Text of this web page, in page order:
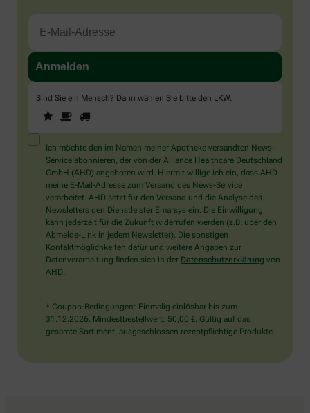
Sind Sie ein Mensch? Dann wählen Sie bitte den LKW.
Sind
Sie
ein
Mensch?
Dann
wählen
Sie
bitte
den
LKW.
1 2
Ich möchte den im Namen meiner Apotheke versandten News-
Service abonnieren, der von der Alliance Healthcare Deutschland
GmbH (AHD) angeboten wird. Hiermit willige ich ein, dass AHD
meine E-Mail-Adresse zum Versand des News-Service
verarbeitet. AHD setzt für den Versand und die Analyse des
Newsletters den Dienstleister Emarsys ein. Die Einwilligung
kann jederzeit für die Zukunft widerrufen werden (z.B. über den
Abmelde-Link in jedem Newsletter). Die sonstigen
Kontaktmöglichkeiten dafür und weitere Angaben zur
Datenverarbeitung finden sich in der Datenschutzerklärung von
AHD.
* Coupon-Bedingungen: Einmalig einlösbar bis zum
31.12.2026. Mindestbestellwert: 50,00 €. Gültig auf das
gesamte Sortiment, ausgeschlossen rezeptpflichtige Produkte.